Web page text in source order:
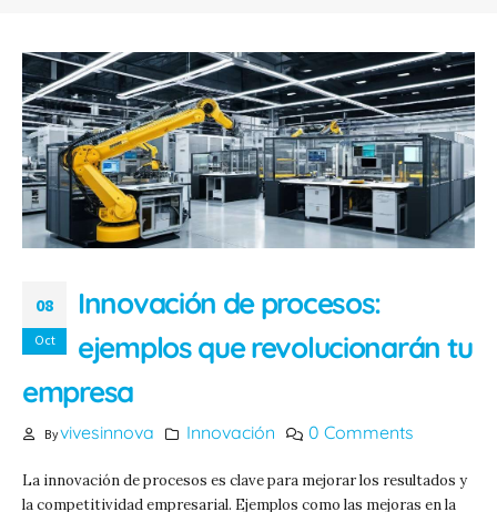
08
Oct
Innovación de procesos:
ejemplos que revolucionarán tu
empresa
Byvivesinnova Innovación 0 Comments
La innovación de procesos es clave para mejorar los resultados y
la competitividad empresarial. Ejemplos como las mejoras en la